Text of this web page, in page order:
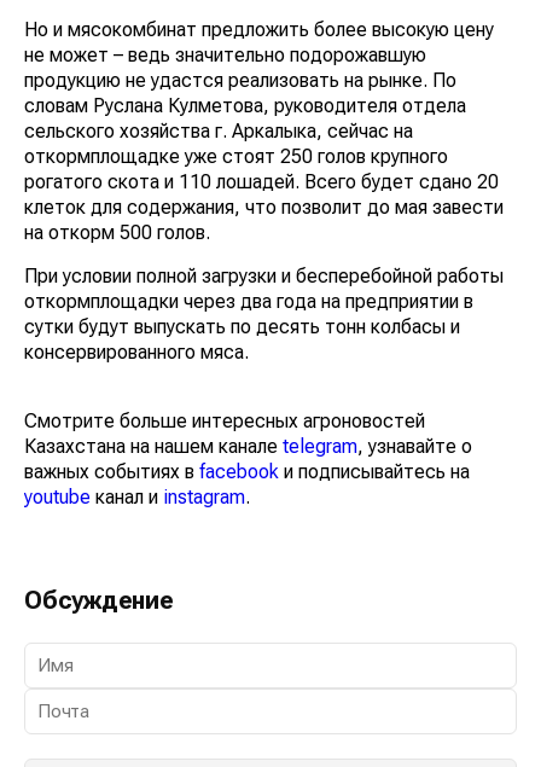
Но и мясокомбинат предложить более высокую цену
не может – ведь значительно подорожавшую
продукцию не удастся реализовать на рынке. По
словам Руслана Кулметова, руководителя отдела
сельского хозяйства г. Аркалыка, сейчас на
откормплощадке уже стоят 250 голов крупного
рогатого скота и 110 лошадей. Всего будет сдано 20
клеток для содержания, что позволит до мая завести
на откорм 500 голов.
При условии полной загрузки и бесперебойной работы
откормплощадки через два года на предприятии в
сутки будут выпускать по десять тонн колбасы и
консервированного мяса.
Смотрите больше интересных агроновостей
Казахстана на нашем канале telegram, узнавайте о
важных событиях в facebook и подписывайтесь на
youtube канал и instagram.
Обсуждение